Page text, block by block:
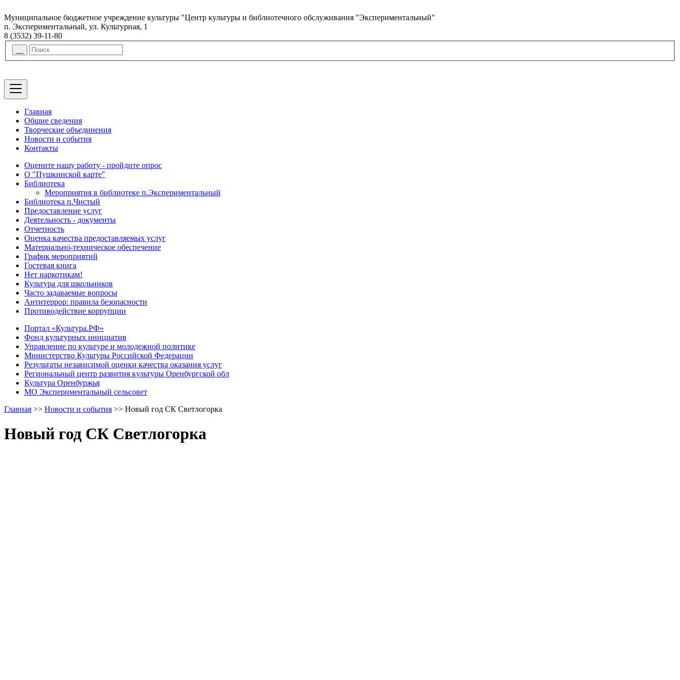
Муниципальное бюджетное учреждение культуры "Центр культуры и библиотечного обслуживания "Экспериментальный"
п. Экспериментальный, ул. Культурная, 1
8 (3532) 39-11-80
Главная
Общие сведения
Творческие объединения
Новости и события
Контакты
Оцените нашу работу - пройдите опрос
О "Пушкинской карте"
Библиотека
Мероприятия в библиотеке п.Экспериментальный
Библиотека п.Чистый
Предоставление услуг
Деятельность - документы
Отчетность
Оценка качества предоставляемых услуг
Материально-техническое обеспечение
График мероприятий
Гостевая книга
Нет наркотикам!
Культура для школьников
Часто задаваемые вопросы
Антитеррор: правила безопасности
Противодействие коррупции
Портал «Культура.РФ»
Фонд культурных инициатив
Управление по культуре и молодежной политике
Министерство Культуры Российской Федерации
Результаты независимой оценки качества оказания услуг
Региональный центр развития культуры Оренбургской обл
Культура Оренбуржья
МО Экспериментальный сельсовет
Главная >> Новости и события >> Новый год СК Светлогорка
Новый год СК Светлогорка